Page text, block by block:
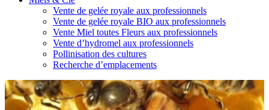
Vente de gelée royale aux professionnels
Vente de gelée royale BIO aux professionnels
Vente Miel toutes Fleurs aux professionnels
Vente d’hydromel aux professionnels
Pollinisation des cultures
Recherche d’emplacements